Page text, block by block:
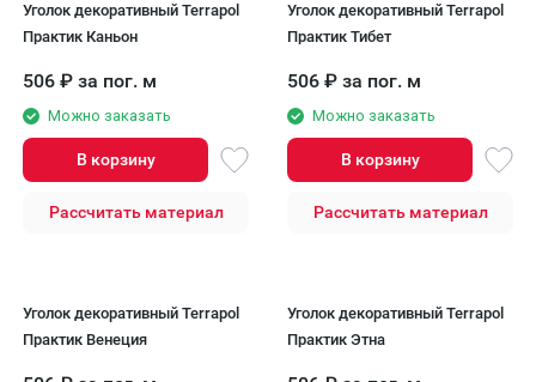
Уголок декоративный Terrapol
Практик Каньон
506 ₽ за пог. м
Можно заказать
В корзину
Рассчитать материал
Уголок декоративный Terrapol
Практик Тибет
506 ₽ за пог. м
Можно заказать
В корзину
Рассчитать материал
Уголок декоративный Terrapol
Практик Венеция
Уголок декоративный Terrapol
Практик Этна